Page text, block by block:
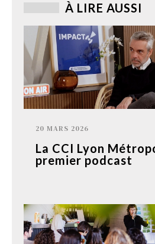
À LIRE AUSSI
20 MARS 2026
La CCI Lyon
premier podcast